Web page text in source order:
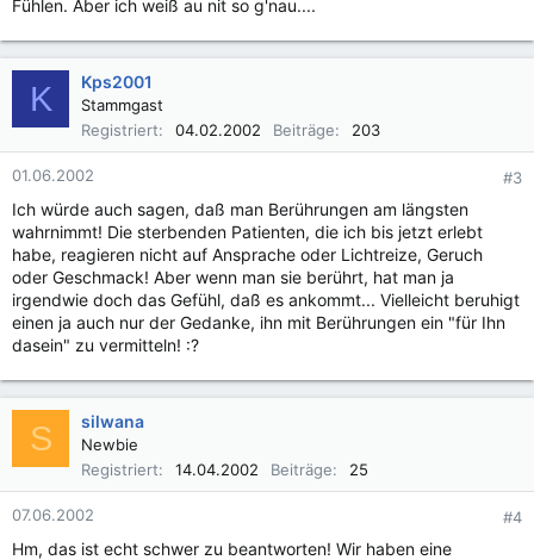
Fühlen. Aber ich weiß au nit so g'nau....
K Kps2001
Stammgast
Registriert
04.02.2002 Beiträge 203
01.06.2002 #3
Ich würde auch sagen, daß man Berührungen am längsten
wahrnimmt! Die sterbenden Patienten, die ich bis jetzt erlebt
habe, reagieren nicht auf Ansprache oder Lichtreize, Geruch
oder Geschmack! Aber wenn man sie berührt, hat man ja
irgendwie doch das Gefühl, daß es ankommt... Vielleicht beruhigt
einen ja auch nur der Gedanke, ihn mit Berührungen ein "für Ihn
dasein" zu vermitteln! :?
S silwana
Newbie
Registriert
14.04.2002 Beiträge 25
07.06.2002 #4
Hm, das ist echt schwer zu beantworten! Wir haben eine